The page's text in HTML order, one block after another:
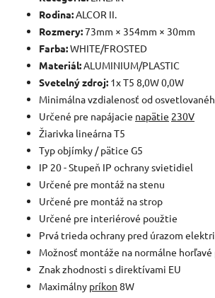
Rodina: ALCOR II.
Rozmery:73mm × 354mm × 30mm
Farba:WHITE/FROSTED
Materiál: ALUMINIUM/PLASTIC
Svetelný zdroj: 1x T5 8,0W 0,0W
Minimálna vzdialenosť od
Určené pre napájacie napätie 230V
Žiarivka lineárna T5
Typ objímky / pätice G5
IP 20 - Stupeň IP ochrany svietidiel
Určené pre montáž na stenu
Určené pre montáž na strop
Určené pre interiérové použtie
Prvá trieda ochrany pred úrazom
Možnosť montáže na normálne horľavé
Znak zhodnosti s direktívami EU
Maximálny príkon 8W